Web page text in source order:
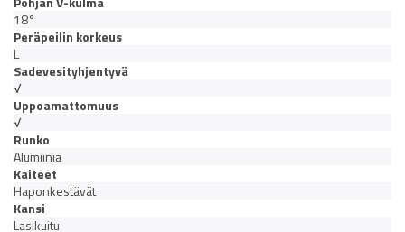
18°
Peräpeilin korkeus
L
Sadevesityhjentyvä
√
Uppoamattomuus
√
Runko
Alumiinia
Kaiteet
Haponkestävät
Kansi
Lasikuitu